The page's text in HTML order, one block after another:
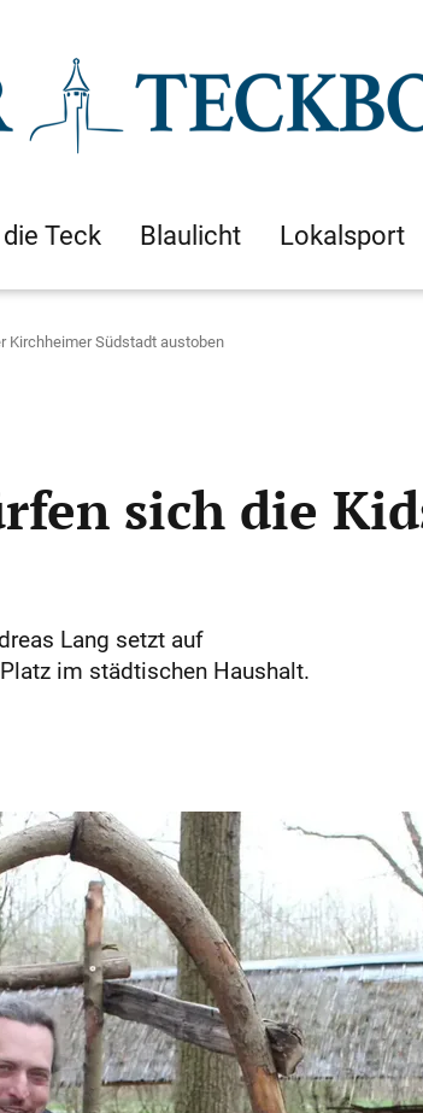
Teck Blaulicht Lokalsport
Kirchheimer Südstadt austoben
sich die
Lang setzt auf
im städtischen Haushalt.